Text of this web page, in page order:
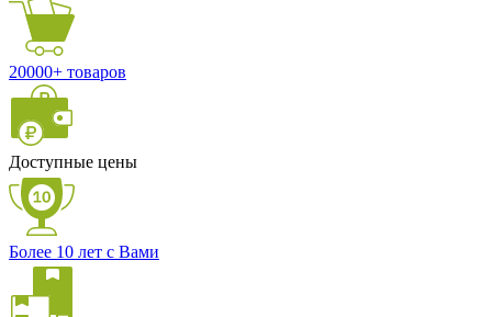
20000+ товаров
Доступные цены
Более 10 лет с Вами